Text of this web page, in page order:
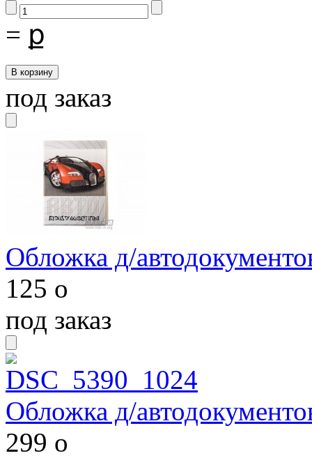
= ք
под заказ
Обложка д/
125 o
под заказ
Обложка д/
299 o